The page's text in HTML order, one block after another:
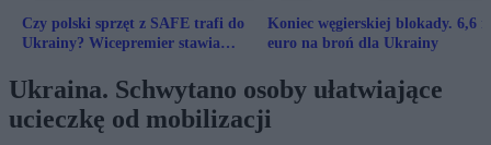
Czy polski sprzęt z SAFE trafi do
Ukrainy? Wicepremier stawia
Koniec węgierskiej blokady. 6,6
euro na broń dla Ukrainy
Ukraina. Schwytano osoby ułatwiające
ucieczkę od mobilizacji